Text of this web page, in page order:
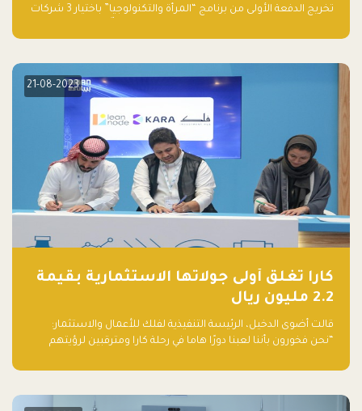
تخريج الدفعة الأولى من برنامج “المرأة والتكنولوجيا” باختيار 3 شركات
الأعمال، اللواتي خضعن لبرنامج حاضنة مدته 8 أسابيع، أفكاراً مبتكرة
21-08-2023
كارا تغلق أولى جولاتها الاستثمارية بقيمة
2.2 مليون ريال
قالت أضوى الدخيل، الرئيسة التنفيذية لفلك للأعمال والاستثمار:
“نحن فخورون بأننا لعبنا دورًا هاما في رحلة كارا ومترقبين لرؤيتهم
جيدًا لكوكبنا فحسب، بل إنه جيد أيضًا للأعمال”.